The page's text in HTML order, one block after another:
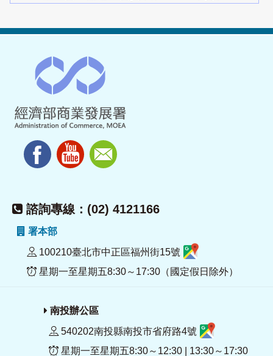
諮詢專線：(02) 4121166
署本部
100210臺北市中正區福州街15號
星期一至星期五8:30～17:30（國定假日除外）
南投辦公區
540202南投縣南投市省府路4號
星期一至星期五8:30～12:30 | 13:30～17:30